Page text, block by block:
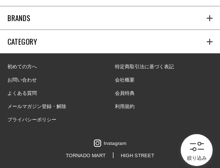
絞り込み
BRANDS
CATEGORY
初めての方へ 特定商取引法に基づく表記
お問い合わせ 会社概要
よくある質問 会員特典
メールマガジン登録・解除 利用規約
プライバシーポリシー
Instagram
TORNADO MART HIGH STREET